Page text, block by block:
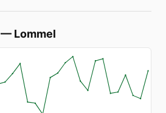
— Lommel